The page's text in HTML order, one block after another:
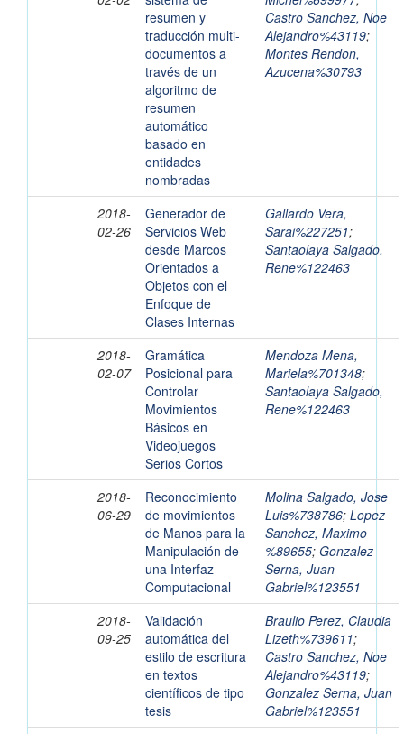
resumen y
traducción multi-
documentos a
través de un
algoritmo de
resumen
automático
basado en
entidades
nombradas
Castro Sanchez, Noe
Alejandro%43119;
Montes Rendon,
Azucena%30793
2018-
02-26
Generador de
Servicios Web
desde Marcos
Orientados a
Objetos con el
Enfoque de
Clases Internas
Gallardo Vera,
Sarai%227251;
Santaolaya Salgado,
Rene%122463
2018-
02-07
Gramática
Posicional para
Controlar
Movimientos
Básicos en
Videojuegos
Serios Cortos
Mendoza Mena,
Mariela%701348;
Santaolaya Salgado,
Rene%122463
2018-
06-29
Reconocimiento
de movimientos
de Manos para la
Manipulación de
una Interfaz
Computacional
Molina Salgado, Jose
Luis%738786; Lopez
Sanchez, Maximo
%89655; Gonzalez
Serna, Juan
Gabriel%123551
2018-
09-25
Validación
automática del
estilo de escritura
en textos
científicos de tipo
tesis
Braulio Perez, Claudia
Lizeth%739611;
Castro Sanchez, Noe
Alejandro%43119;
Gonzalez Serna, Juan
Gabriel%123551